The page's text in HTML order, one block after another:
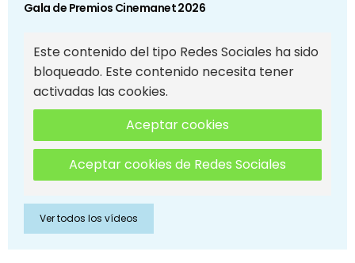
Gala de Premios Cinemanet 2026
Este contenido del tipo Redes Sociales ha sido
bloqueado. Este contenido necesita tener
activadas las cookies.
Aceptar cookies
Aceptar cookies de Redes Sociales
Ver todos los vídeos